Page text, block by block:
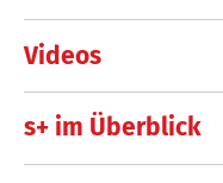
Videos
s+ im Überblick